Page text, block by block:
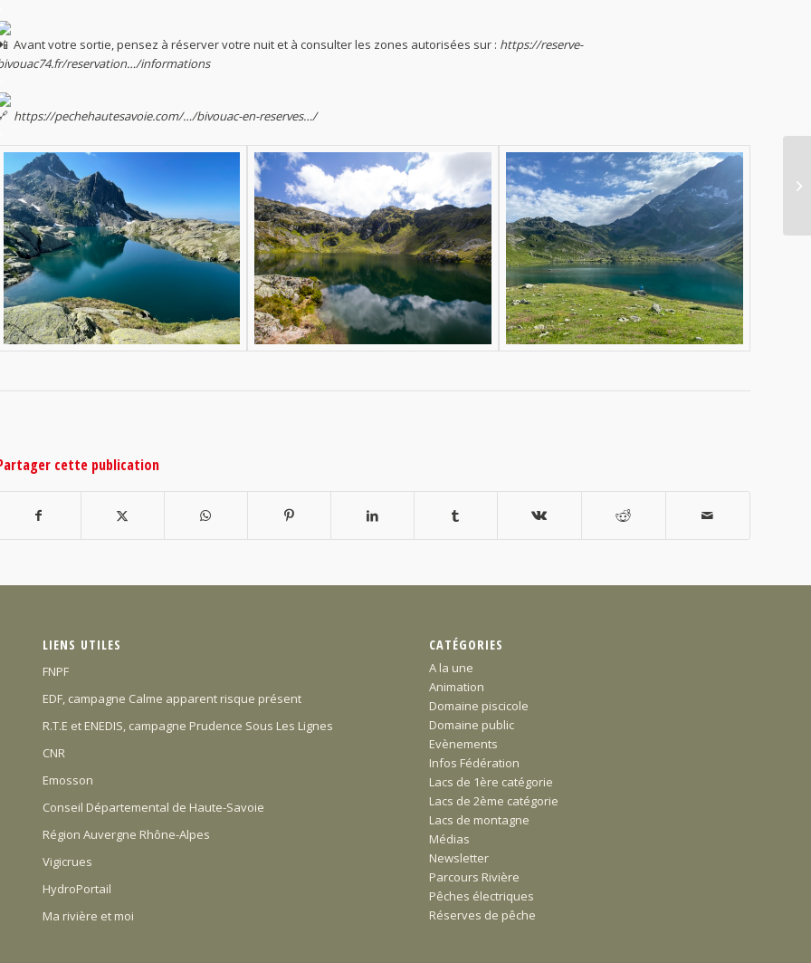
Avant votre sortie, pensez à réserver votre nuit et à consulter les zones autorisées sur : https://reserve-
reservation…/informations
https://pechehautesavoie.com/…/bivouac-en-reserves…/
cette publication
LIENS UTILES
FNPF
EDF, campagne Calme apparent risque présent
R.T.E et ENEDIS, campagne Prudence Sous Les Lignes
CNR
Emosson
Conseil Départemental de Haute-Savoie
Région Auvergne Rhône-Alpes
Vigicrues
HydroPortail
Ma rivière et moi
CATÉGORIES
A la une
Animation
Domaine piscicole
Domaine public
Evènements
Infos Fédération
Lacs de 1ère catégorie
Lacs de 2ème catégorie
Lacs de montagne
Médias
Newsletter
Parcours Rivière
Pêches électriques
Réserves de pêche